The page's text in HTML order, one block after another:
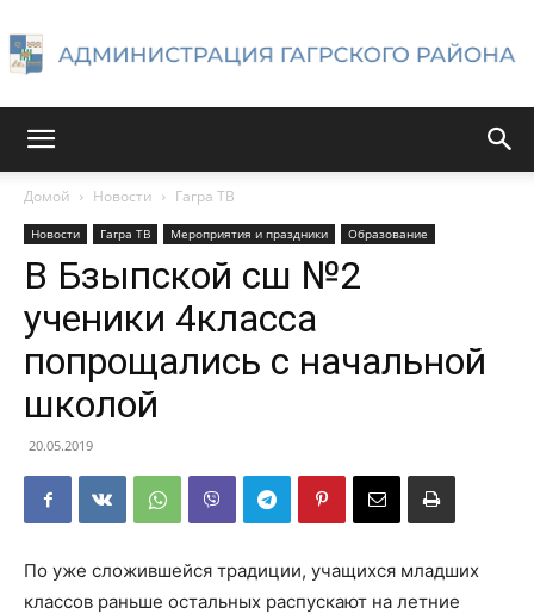
Гагрского
района
Домой Новости Гагра ТВ
Новости Гагра ТВ Мероприятия и праздники Образование
В Бзыпской сш №2
ученики 4класса
попрощались с начальной
школой
20.05.2019
По уже сложившейся традиции, учащихся младших
классов раньше остальных распускают на летние